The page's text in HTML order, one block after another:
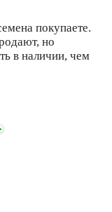
покупаете.
но
в наличии, чем